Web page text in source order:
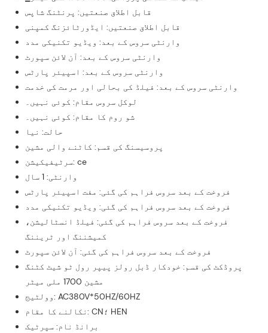
قابل اطلاق صنعتیں: پرنٹنگ شاپس
قابل اطلاق صنعتیں: ایڈورٹائزنگ کمپنی
وارنٹی سروس کے بعد: ویڈیو تکنیکی مدد
وارنٹی سروس کے بعد: آن لائن سپورٹ
وارنٹی سروس کے بعد: اسپیئر پارٹس
وارنٹی سروس کے بعد: فیلڈ کی بحالی اور مرمت کی خدمت
لوکل سروس مقام: کوئی نہیں۔
شو روم کا مقام: کوئی نہیں۔
حالت: نیا
پروسیسنگ کی قسم: کاٹنے والی مشین
سرٹیفیکیشن: ce
وارنٹی: 1 سال
فروخت کے بعد سروس فراہم کی گئی: مفت اسپیئر پارٹس
فروخت کے بعد سروس فراہم کی گئی: ویڈیو تکنیکی مدد
فروخت کے بعد سروس فراہم کی گئی: فیلڈ انسٹالیشن،
کمیشننگ اور ٹریننگ
فروخت کے بعد سروس فراہم کی گئی: آن لائن سپورٹ
پروڈکٹ کی قسم: خودکار ڈبل رولز پیپر رول ٹو شیٹ کٹنگ
مشین 1700 ملی میٹر
وولٹیج: AC380V*50HZ/60HZ
نکالنے کا مقام: CN؛ HEN
برانڈ نام: سپرٹیک